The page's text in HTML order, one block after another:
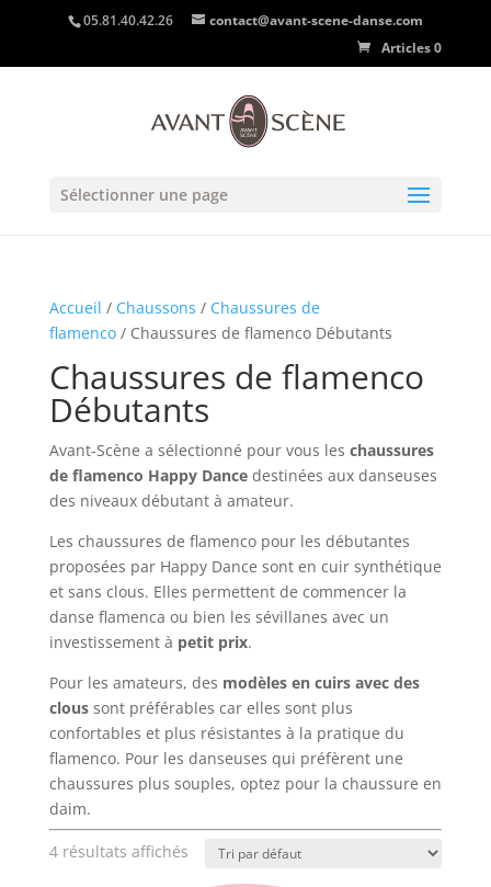
05.81.40.42.26
contact@avant-scene-danse.com
Articles 0
Sélectionner une page
Accueil / Chaussons / Chaussures de
flamenco/ Chaussures de flamenco Débutants
Chaussures de flamenco
Débutants
Avant-Scène a sélectionné pour vous les chaussures
de flamenco Happy Dancedestinées aux danseuses
des niveaux débutant à amateur.
Les chaussures de flamenco pour les débutantes
proposées par Happy Dance sont en cuir synthétique
et sans clous. Elles permettent de commencer la
danse flamenca ou bien les sévillanes avec un
investissement à petit prix.
Pour les amateurs, des modèles en cuirs avec des
cloussont préférables car elles sont plus
confortables et plus résistantes à la pratique du
flamenco. Pour les danseuses qui préfèrent une
chaussures plus souples, optez pour la chaussure en
daim.
4 résultats affichés